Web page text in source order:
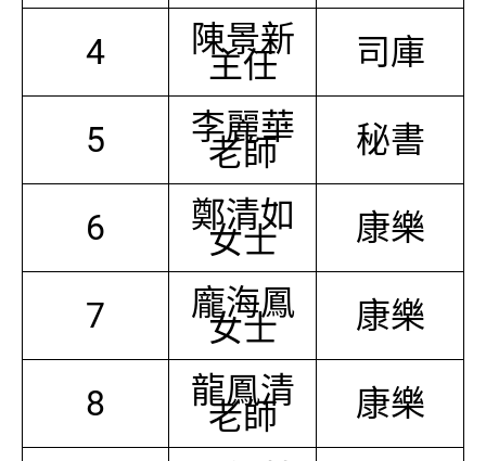
4 陳景新
主任 司庫
5 李麗華
老師 秘書
6 鄭清如
女士 康樂
7 龐海鳳
女士 康樂
8 龍鳳清
老師 康樂